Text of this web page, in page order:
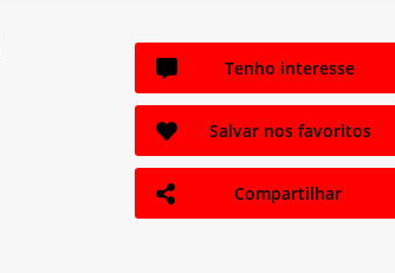
Tenho interesse
Salvar nos favoritos
Compartilhar